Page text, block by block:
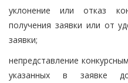
уклонение или отказ
получения заявки или от
заявки;
непредставление
указанных в заявке